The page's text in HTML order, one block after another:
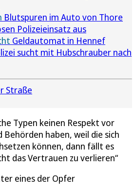
Blutspuren im Auto von Thore
Polizeieinsatz aus
Geldautomat in Hennef
sucht mit Hubschrauber nach
Straße
Typen keinen Respekt vor
Behörden haben, weil die sich
können, dann fällt es
das Vertrauen zu verlieren
eines der Opfer